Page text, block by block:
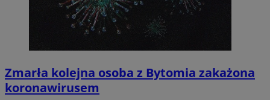
Zmarła kolejna osoba z Bytomia zakażona
koronawirusem